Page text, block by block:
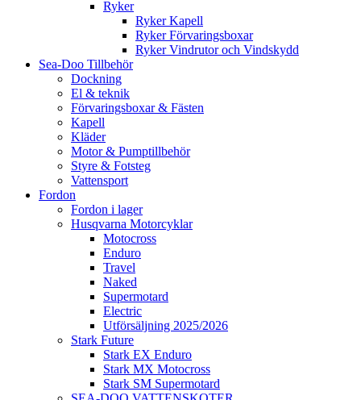
Ryker
Ryker Kapell
Ryker Förvaringsboxar
Ryker Vindrutor och Vindskydd
Sea-Doo Tillbehör
Dockning
El & teknik
Förvaringsboxar & Fästen
Kapell
Kläder
Motor & Pumptillbehör
Styre & Fotsteg
Vattensport
Fordon
Fordon i lager
Husqvarna Motorcyklar
Motocross
Enduro
Travel
Naked
Supermotard
Electric
Utförsäljning 2025/2026
Stark Future
Stark EX Enduro
Stark MX Motocross
Stark SM Supermotard